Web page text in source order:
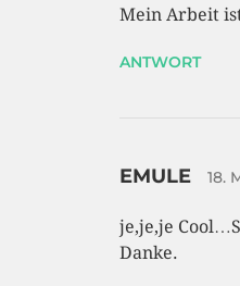
Mein Arbeit
ANTWORT
EMULE 18.
je,je,je
Danke.